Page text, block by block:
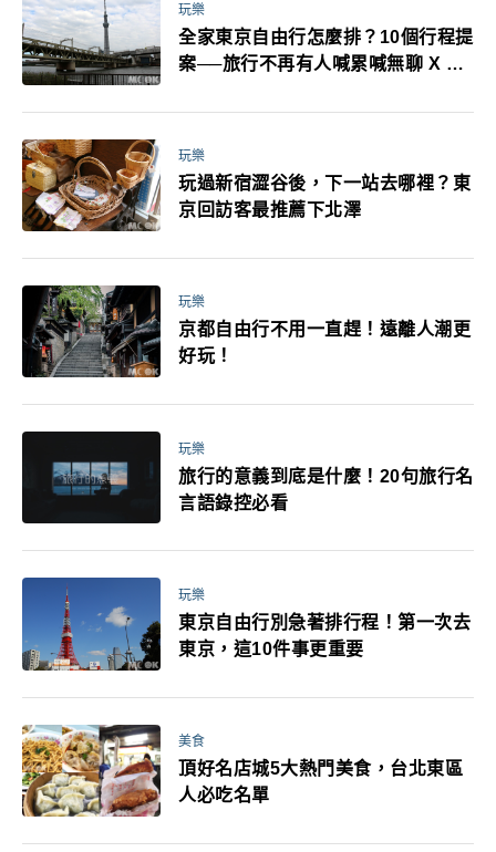
玩樂
全家東京自由行怎麼排？10個行程提
案──旅行不再有人喊累喊無聊 X 爸
玩樂
玩過新宿澀谷後，下一站去哪裡？東
京回訪客最推薦下北澤
玩樂
京都自由行不用一直趕！遠離人潮更
好玩！
玩樂
旅行的意義到底是什麼！20句旅行名
言語錄控必看
玩樂
東京自由行別急著排行程！第一次去
東京，這10件事更重要
美食
頂好名店城5大熱門美食，台北東區
人必吃名單